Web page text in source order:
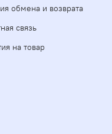
обмена и возврата
связь
на товар